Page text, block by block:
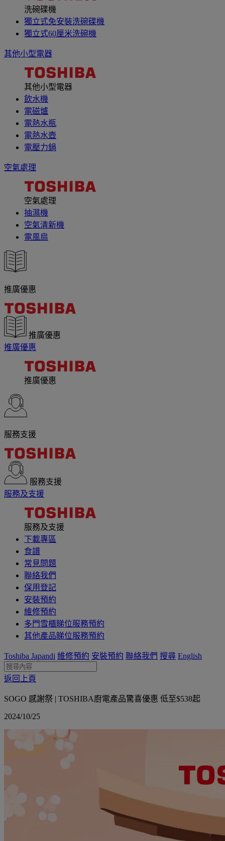
洗碗碟機
獨立式免安裝洗碗碟機
獨立式60厘米洗碗機
其他小型電器
其他小型電器
飲水機
電磁爐
電熱水瓶
電熱水壺
電壓力鍋
空氣處理
空氣處理
抽濕機
空氣清新機
電風扇
推廣優惠
推廣優惠
推廣優惠
推廣優惠
服務支援
服務支援
服務及支援
服務及支援
下載專區
食譜
常見問題
聯絡我們
保用登記
安裝預約
維修預約
多門雪櫃睇位服務預約
其他產品睇位服務預約
Toshiba Japandi 維修預約 安裝預約 聯絡我們 搜尋 English
返回上頁
SOGO 感謝祭 | TOSHIBA廚電產品驚喜優惠 低至$538起
2024/10/25